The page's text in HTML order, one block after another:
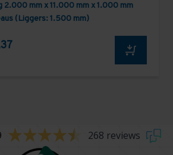
mm x 11.000 mm x 1.000 mm
(Liggers: 1.500 mm)
268 reviews